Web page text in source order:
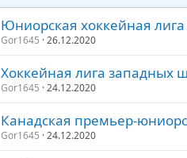
Юниорская хоккейная
Gor1645 26.12.2020
Хоккейная лига западных
Gor1645 24.12.2020
Канадская премьер-
Gor1645 24.12.2020